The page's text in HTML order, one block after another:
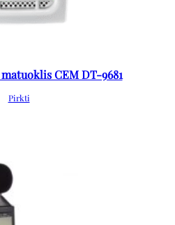
CEM DT-9681
Pirkti